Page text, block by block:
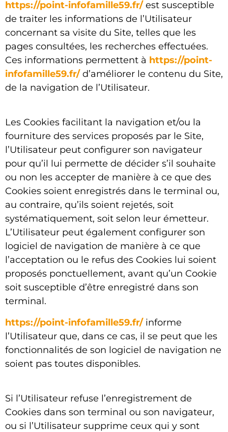
https://point-infofamille59.fr/est susceptible
de traiter les informations de l’Utilisateur
concernant sa visite du Site, telles que les
pages consultées, les recherches effectuées.
Ces informations permettent à https://point-
infofamille59.fr/d’améliorer le contenu du Site,
de la navigation de l’Utilisateur.
Les Cookies facilitant la navigation et/ou la
fourniture des services proposés par le Site,
l’Utilisateur peut configurer son navigateur
pour qu’il lui permette de décider s’il souhaite
ou non les accepter de manière à ce que des
Cookies soient enregistrés dans le terminal ou,
au contraire, qu’ils soient rejetés, soit
systématiquement, soit selon leur émetteur.
L’Utilisateur peut également configurer son
logiciel de navigation de manière à ce que
l’acceptation ou le refus des Cookies lui soient
proposés ponctuellement, avant qu’un Cookie
soit susceptible d’être enregistré dans son
terminal.
https://point-infofamille59.fr/informe
l’Utilisateur que, dans ce cas, il se peut que les
fonctionnalités de son logiciel de navigation ne
soient pas toutes disponibles.
Si l’Utilisateur refuse l’enregistrement de
Cookies dans son terminal ou son navigateur,
ou si l’Utilisateur supprime ceux qui y sont